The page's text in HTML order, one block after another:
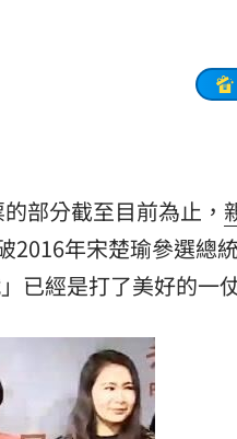
部分截至目前為止，
2016年宋楚瑜參選總
已經是打了美好的一